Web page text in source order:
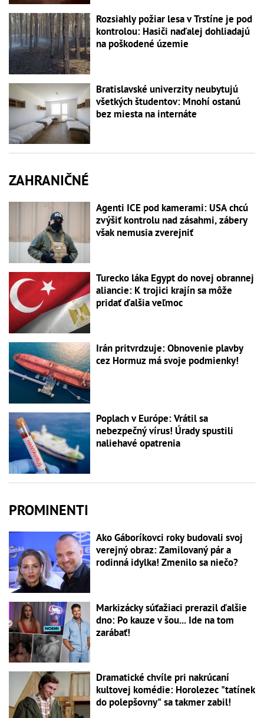
Rozsiahly požiar lesa v Trstíne je pod
kontrolou: Hasiči naďalej dohliadajú
na poškodené územie
Bratislavské univerzity neubytujú
všetkých študentov: Mnohí ostanú
bez miesta na internáte
ZAHRANIČNÉ
Agenti ICE pod kamerami: USA chcú
zvýšiť kontrolu nad zásahmi, zábery
však nemusia zverejniť
Turecko láka Egypt do novej obrannej
aliancie: K trojici krajín sa môže
pridať ďalšia veľmoc
Irán pritvrdzuje: Obnovenie plavby
cez Hormuz má svoje podmienky!
Poplach v Európe: Vrátil sa
nebezpečný vírus! Úrady spustili
naliehavé opatrenia
PROMINENTI
Ako Gáboríkovci roky budovali svoj
verejný obraz: Zamilovaný pár a
rodinná idylka! Zmenilo sa niečo?
Markizácky súťažiaci prerazil ďalšie
dno: Po kauze v šou... Ide na tom
zarábať!
Dramatické chvíle pri nakrúcaní
kultovej komédie: Horolezec "tatínek
do polepšovny" sa takmer zabil!